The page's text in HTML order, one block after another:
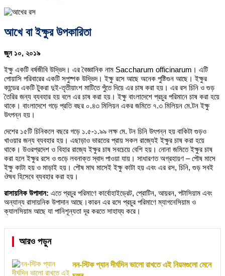
আখে বা ইক্ষুর উপকারিতা
জুন ১০, ২০১৯
ইক্ষু একটি বর্ষজীবি উদ্ভিদ। এর বৈজ্ঞানিক নাম Saccharum officinarum। এটি
পোয়াসি পরিবারের একটি সপুষ্পক উদ্ভিদ। ইক্ষু রসে আছে অনেক পুষ্টিগুন আছে। ইক্ষুর
কান্ডের একটি টুকরা দুই-তৃতীয়াংশ মাটিতে পুঁতে দিয়ে এর চাষ করা হয়। এর রস চিনি ও গুড়
তৈরির জন্য ব্যবহার হয় বলে এর চাষ করা হয়। ইক্ষু বাংলাদেশে প্রচুর পরিমানে চাষ করা হয়ে
থাকে। বাংলাদেশে গড়ে প্রতি বছর ০.৪৩ মিলিয়ন একর জমিতে ৭.৩ মিলিয়ন মে.টন ইক্ষু
উৎপন্ন হয়।
দেশের ১৫টি চিনিকলে বছরে গড়ে ১.৫-১.৯৯ লক্ষ মে. টন চিনি উৎপন্ন হয় বাকিটা গুড়ও
খাওয়ার জন্য ব্যবহার হয়। এছাড়াও ভারতের প্রায় সকল রাজ্যেই ইক্ষুর চাষ করা হয়ে
থাকে। উওরপ্রদেশ ও বিহার রাজ্যে ইক্ষুর চাষ সবচেয়ে বেশি হয়। নোনা জমিতে ইক্ষুর চাষ
করা হলে ইক্ষুর রসে ও গুড়ে লবনাক্ত স্বাদ পাওয়া যায়। সাধারণত অগ্রহায়ণ – পৌষ মাসে
ইক্ষু কাটা হয় ও মাড়াই হয়। পৌষ মাঘ মাসেই ইক্ষু কাটা হয় এবং এর রস, চিনি, গুড় সবই
ঔষধ হিসেবে ব্যবহার করা হয়।
রাসায়নিক উপাদান: এতে প্রচুর পরিমাণে কার্বোহাইড্রেট, প্রোটিন, আয়রন, পটাসিয়াম এবং
অন্যান্য রাসায়নিক উপাদান আছে।কারন এর রসে প্রচুর পরিমাণে ম্যাগনেসিয়াম ও
ক্যালসিয়াম আছে যা পানিশূন্যতা দূর করতে সাহায্য করে।
আরও পড়ুন
নন-স্টিক প্যান দীর্ঘদিন ভালো রাখতে এই নিয়মগুলো মেনে